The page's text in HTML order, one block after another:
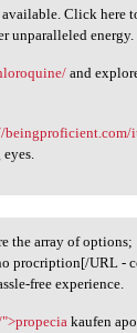
Click here
unparalleled energy.
and
the array of options;
procription[/URL -
free experience.
kaufen